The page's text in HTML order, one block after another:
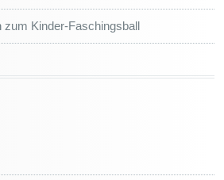
zum Kinder-Faschingsball